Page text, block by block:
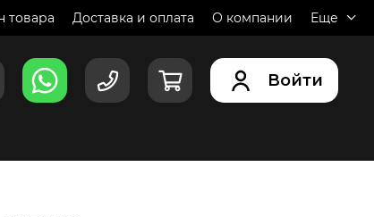
товара Доставка и оплата О компании Еще
Войти
в корзину Добавить